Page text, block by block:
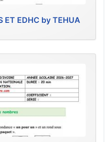
ET EDHC by TEHUA